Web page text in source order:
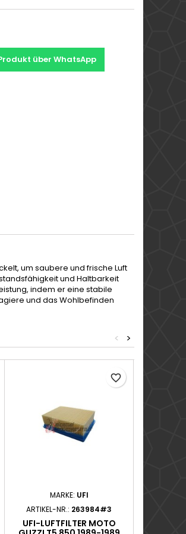
über WhatsApp
um saubere und frische Luft
und Haltbarkeit
indem er eine stabile
und das Wohlbefinden
>
<
MARKE: UFI
ARTIKEL-NR.: 263984#3
UFI-LUFTFILTER MOTO
favorite_border